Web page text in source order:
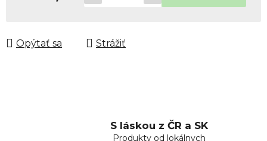
Opýtať sa Strážiť
S láskou z ČR a SK
Produkty od lokálnych